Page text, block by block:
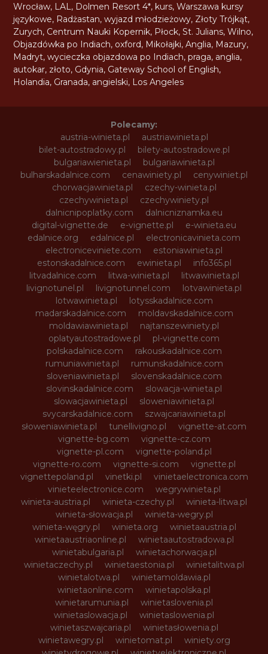
Wrocław, LAL, Dolmen Resort 4*, kurs,Warszawa kursy
językowe, Radżastan,wyjazd młodzieżowy, Złoty Trójkąt,
Zurych, Centrum Nauki Kopernik, Płock,St. Julians,Wilno,
Objazdówka po Indiach, oxford, Mikołajki,Anglia, Mazury,
Madryt,wycieczka objazdowa po Indiach,praga, anglia,
autokar, złoto, Gdynia, Gateway School of English,
Holandia, Granada, angielski, Los Angeles
Polecamy:
austria-winieta.pl
austriawinieta.pl
bilet-autostradowy.pl
bilety-autostradowe.pl
bulgariawienieta.pl
bulgariawinieta.pl
bulharskadalnice.com
cenawiniety.pl
cenywiniet.pl
chorwacjawinieta.pl
czechy-winieta.pl
czechywinieta.pl
czechywiniety.pl
dalnicnipoplatky.com
dalnicniznamka.eu
digital-vignette.de
e-vignette.pl
e-winieta.eu
edalnice.org
edalnice.pl
electronicavinieta.com
electroniceviniete.com
estoniawinieta.pl
estonskadalnice.com
ewinieta.pl
info365.pl
litvadalnice.com
litwa-winieta.pl
litwawinieta.pl
livignotunel.pl
livignotunnel.com
lotvawinieta.pl
lotwawinieta.pl
lotysskadalnice.com
madarskadalnice.com
moldavskadalnice.com
moldawiawinieta.pl
najtanszewiniety.pl
oplatyautostradowe.pl
pl-vignette.com
polskadalnice.com
rakouskadalnice.com
rumuniawinieta.pl
rumunskadalnice.com
sloveniawinieta.pl
slovenskadalnice.com
slovinskadalnice.com
slowacja-winieta.pl
slowacjawinieta.pl
sloweniawinieta.pl
svycarskadalnice.com
szwajcariawinieta.pl
słoweniawinieta.pl
tunellivigno.pl
vignette-at.com
vignette-bg.com
vignette-cz.com
vignette-pl.com
vignette-poland.pl
vignette-ro.com
vignette-si.com
vignette.pl
vignettepoland.pl
vinetki.pl
vinietaelectronica.com
vinieteelectronice.com
wegrywinieta.pl
winieta-austria.pl
winieta-czechy.pl
winieta-litwa.pl
winieta-słowacja.pl
winieta-wegry.pl
winieta-węgry.pl
winieta.org
winietaaustria.pl
winietaaustriaonline.pl
winietaautostradowa.pl
winietabulgaria.pl
winietachorwacja.pl
winietaczechy.pl
winietaestonia.pl
winietalitwa.pl
winietalotwa.pl
winietamoldawia.pl
winietaonline.com
winietapolska.pl
winietarumunia.pl
winietaslovenia.pl
winietaslowacja.pl
winietaslowenia.pl
winietaszwajcaria.pl
winietasłowenia.pl
winietawegry.pl
winietomat.pl
winiety.org